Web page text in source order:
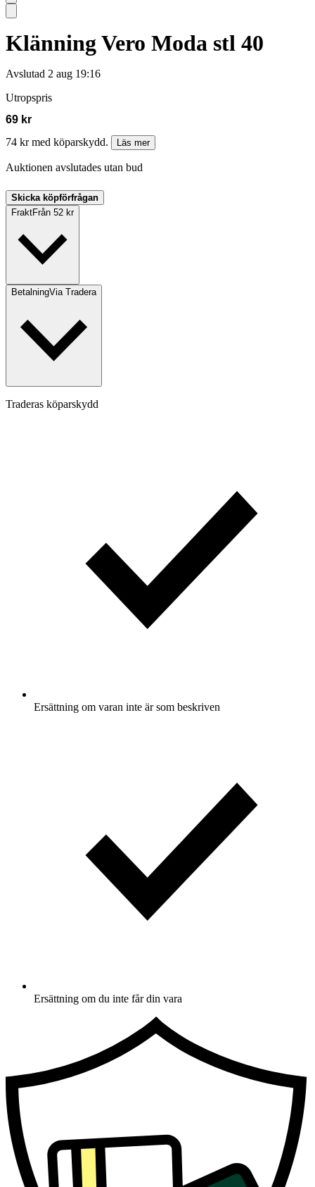
Klänning Vero Moda stl 40
Avslutad 2 aug 19:16
Utropspris
69 kr
74 kr med köparskydd.
Läs mer
Auktionen avslutades utan bud
Skicka köpförfrågan
FraktFrån 52 kr
BetalningVia Tradera
Traderas köparskydd
Ersättning om varan inte är som beskriven
Ersättning om du inte får din vara